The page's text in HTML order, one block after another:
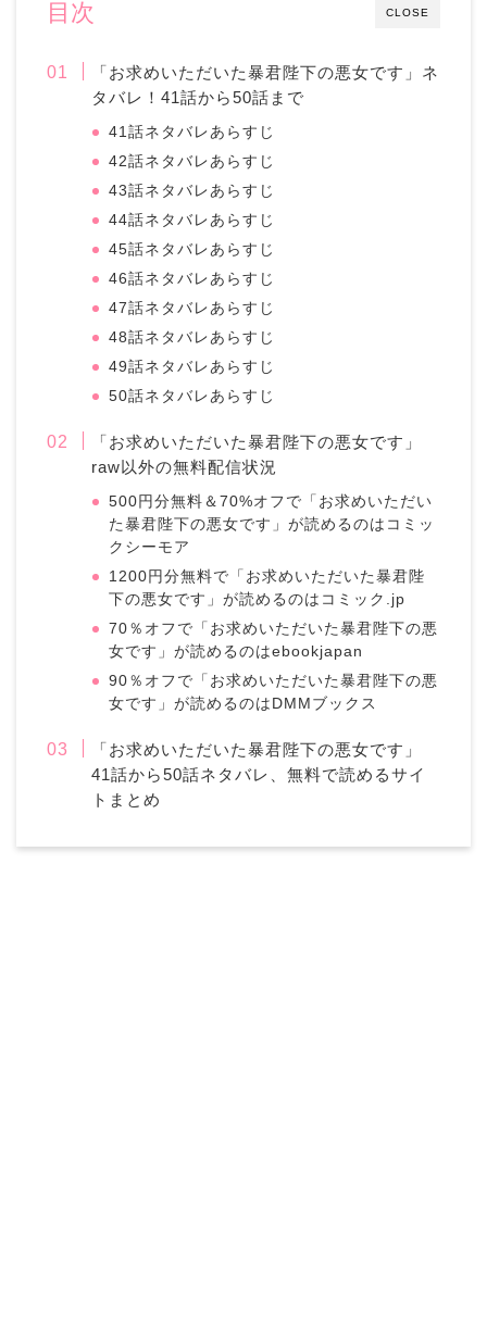
CLOSE
目次
「お求めいただいた暴君陛下の悪女です」ネ
タバレ！41話から50話まで
41話ネタバレあらすじ
42話ネタバレあらすじ
43話ネタバレあらすじ
44話ネタバレあらすじ
45話ネタバレあらすじ
46話ネタバレあらすじ
47話ネタバレあらすじ
48話ネタバレあらすじ
49話ネタバレあらすじ
50話ネタバレあらすじ
「お求めいただいた暴君陛下の悪女です」
raw以外の無料配信状況
500円分無料＆70%オフで「お求めいただい
た暴君陛下の悪女です」が読めるのはコミッ
クシーモア
1200円分無料で「お求めいただいた暴君陛
下の悪女です」が読めるのはコミック.jp
70％オフで「お求めいただいた暴君陛下の悪
女です」が読めるのはebookjapan
90％オフで「お求めいただいた暴君陛下の悪
女です」が読めるのはDMMブックス
「お求めいただいた暴君陛下の悪女です」
41話から50話ネタバレ、無料で読めるサイ
トまとめ